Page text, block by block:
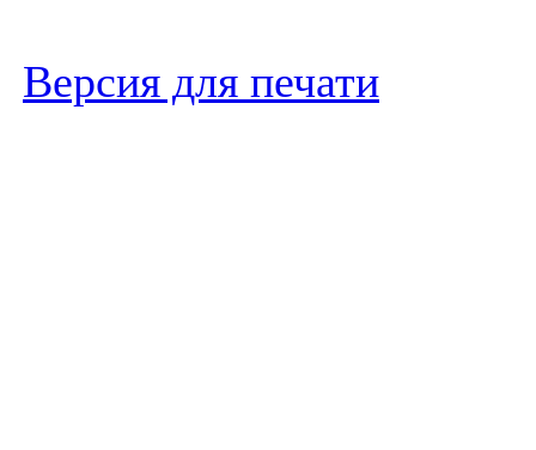
Версия для печати